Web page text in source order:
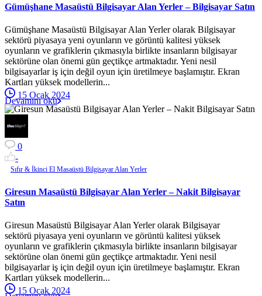
Gümüşhane Masaüstü Bilgisayar Alan Yerler – Bilgisayar Satın
Gümüşhane Masaüstü Bilgisayar Alan Yerler olarak Bilgisayar
sektörü piyasaya yeni oyunların ve görüntü kalitesi yüksek
oyunların ve grafiklerin çıkmasıyla birlikte insanların bilgisayar
sektörüne olan önemi gün geçtikçe artmaktadır. Yeni nesil
bilgisayarlar iş için değil oyun için üretilmeye başlamıştır. Ekran
Kartları yüksek modellerin...
15 Ocak 2024
Devamını oku
0
-
Sıfır & İkinci El Masaüstü Bilgisayar Alan Yerler
Giresun Masaüstü Bilgisayar Alan Yerler – Nakit Bilgisayar
Satın
Giresun Masaüstü Bilgisayar Alan Yerler olarak Bilgisayar
sektörü piyasaya yeni oyunların ve görüntü kalitesi yüksek
oyunların ve grafiklerin çıkmasıyla birlikte insanların bilgisayar
sektörüne olan önemi gün geçtikçe artmaktadır. Yeni nesil
bilgisayarlar iş için değil oyun için üretilmeye başlamıştır. Ekran
Kartları yüksek modellerin...
15 Ocak 2024